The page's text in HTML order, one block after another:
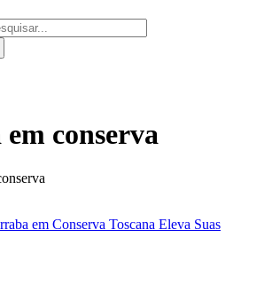
conserva
em Conserva Toscana Eleva Suas